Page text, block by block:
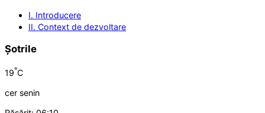
I. Introducere
II. Context de dezvoltare
Șotrile
19°C
cer senin